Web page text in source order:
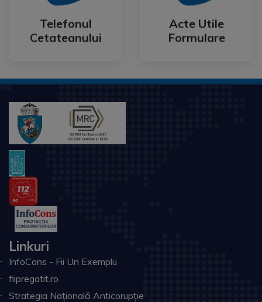
Telefonul
Cetateanului
Telefonul
Cetateanului
Acte Utile
Formulare
Acte Utile
Formulare
Linkuri
InfoCons - Fii Un Exemplu
fiipregatit.ro
Strategia Națională Anticorupție